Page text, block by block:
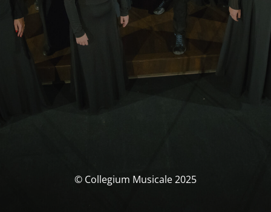
© Collegium Musicale 2025